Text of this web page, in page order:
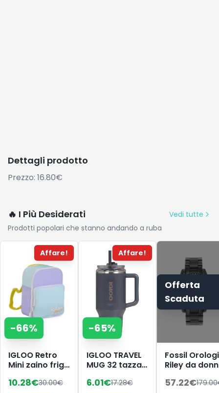
Dettagli prodotto
Prezzo: 16.80€
🔥 I Più Desiderati
Vedi tutte
Prodotti popolari che stanno andando a ruba
Affare!
-66%
IGLOO Retro
Mini zaino frigo
termica 9 L,
10.28€30.00€
Affare!
-65%
IGLOO TRAVEL
MUG 32 tazza
in acciaio inox
6.01€17.28€
Offerta
Scaduta
Fossil
Riley da
quarzo
57.22€179.00